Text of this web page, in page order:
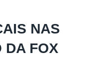
NAS
DA FOX